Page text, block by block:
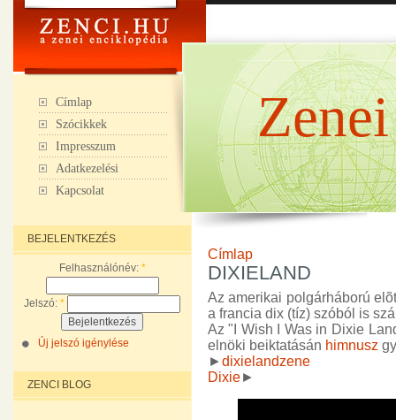
Címlap
Szócikkek
Impresszum
Adatkezelési
Kapcsolat
BEJELENTKEZÉS
Felhasználónév: *
Jelszó: *
Új jelszó igénylése
ZENCI BLOG
Címlap
DIXIELAND
Az amerikai polgárháború
a francia dix (tíz) szóból is
Az "I Wish I Was in Dixie
elnöki beiktatásán himnusz
► dixielandzene
Dixie►